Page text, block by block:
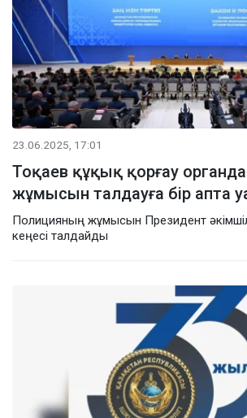
23.06.2025, 17:01
Тоқаев құқық қорғау
жұмысын талдауға бір апта
Полицияның жұмысын Президент
кеңесі талдайды